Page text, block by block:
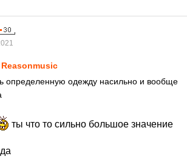
Reasonmusic
определенную одежду насильно и вообще
ты что то сильно большое значение